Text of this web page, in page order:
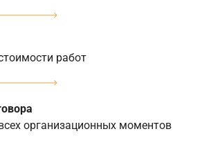
работ
организационных моментов